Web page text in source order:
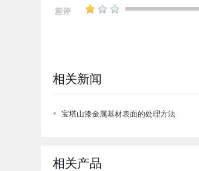
差评
相关新闻
宝塔山漆金属基材表面的处理方法
相关产品